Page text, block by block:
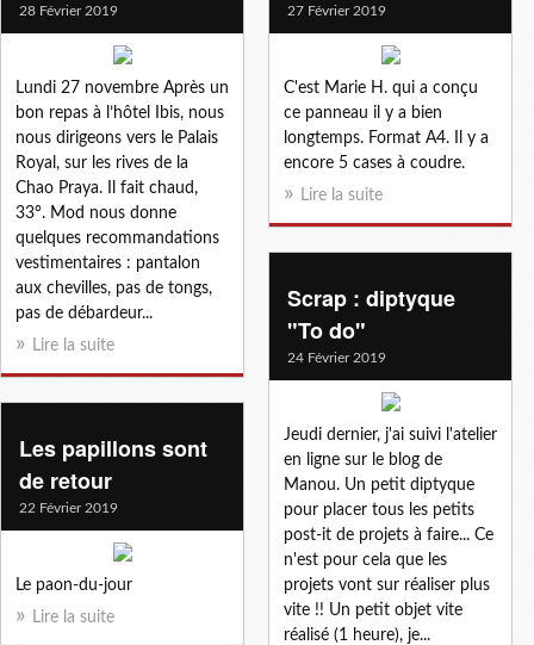
28 Février 2019
Lundi 27 novembre Après un
bon repas à l’hôtel Ibis, nous
nous dirigeons vers le Palais
Royal, sur les rives de la
Chao Praya. Il fait chaud,
33°. Mod nous donne
quelques recommandations
vestimentaires : pantalon
aux chevilles, pas de tongs,
pas de débardeur...
Lire la suite
27 Février 2019
C'est Marie H. qui a conçu
ce panneau il y a bien
longtemps. Format A4. Il y a
encore 5 cases à coudre.
Lire la suite
Scrap : diptyque
"To do"
24 Février 2019
Jeudi dernier, j'ai suivi l'atelier
en ligne sur le blog de
Manou. Un petit diptyque
pour placer tous les petits
post-it de projets à faire... Ce
n'est pour cela que les
projets vont sur réaliser plus
vite !! Un petit objet vite
réalisé (1 heure), je...
Les papillons sont
de retour
22 Février 2019
Le paon-du-jour
Lire la suite